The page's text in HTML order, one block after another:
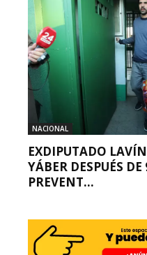
NACIONAL
EXDIPUTADO
YÁBER DESPUÉS
PREVENT...